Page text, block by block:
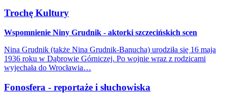
Trochę Kultury
Wspomnienie Niny Grudnik - aktorki szczecińskich scen
Nina Grudnik (także Nina Grudnik-Banucha) urodziła się 16 maja
1936 roku w Dąbrowie Górniczej. Po wojnie wraz z rodzicami
wyjechała do Wrocławia…
Fonosfera - reportaże i słuchowiska